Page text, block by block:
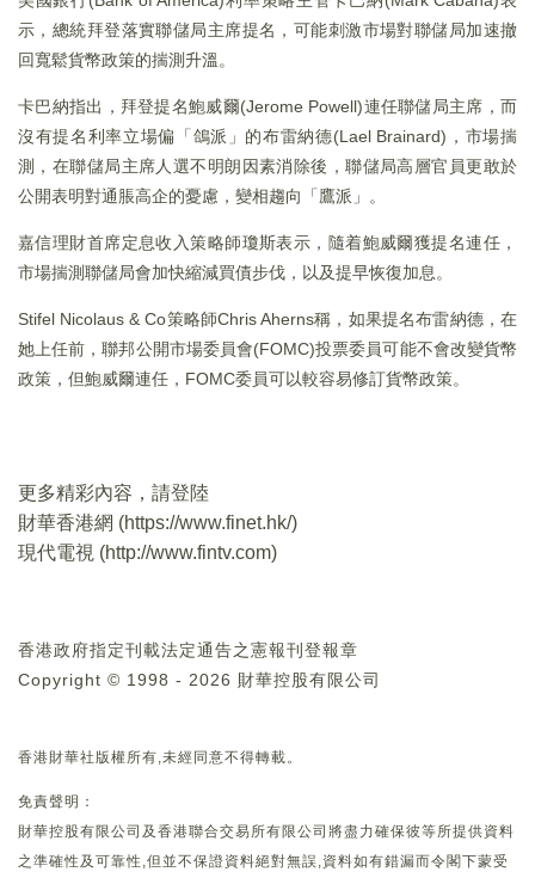
示，總統拜登落實聯儲局主席提名，可能刺激市場對聯儲局加速撤
回寬鬆貨幣政策的揣測升溫。
卡巴納指出，拜登提名鮑威爾(Jerome Powell)連任聯儲局主席，而
沒有提名利率立場偏「鴿派」的布雷納德(Lael Brainard)，市場揣
測，在聯儲局主席人選不明朗因素消除後，聯儲局高層官員更敢於
公開表明對通脹高企的憂慮，變相趨向「鷹派」。
嘉信理財首席定息收入策略師瓊斯表示，隨着鮑威爾獲提名連任，
市場揣測聯儲局會加快縮減買債步伐，以及提早恢復加息。
Stifel Nicolaus & Co策略師Chris Aherns稱，如果提名布雷納德，在
她上任前，聯邦公開市場委員會(FOMC)投票委員可能不會改變貨幣
政策，但鮑威爾連任，FOMC委員可以較容易修訂貨幣政策。
更多精彩內容，請登陸
財華香港網 (https://www.finet.hk/)
現代電視 (http://www.fintv.com)
香港政府指定刊載法定通告之憲報刊登報章
Copyright © 1998 - 2026 財華控股有限公司
香港財華社版權所有,未經同意不得轉載。
免責聲明：
財華控股有限公司及香港聯合交易所有限公司將盡力確保彼等所提供資料
之準確性及可靠性,但並不保證資料絕對無誤,資料如有錯漏而令閣下蒙受